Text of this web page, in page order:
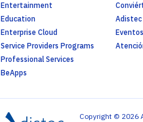
Entertainment
Education
Enterprise Cloud
Service Providers Programs
Professional Services
BeApps
Copyright © 2026